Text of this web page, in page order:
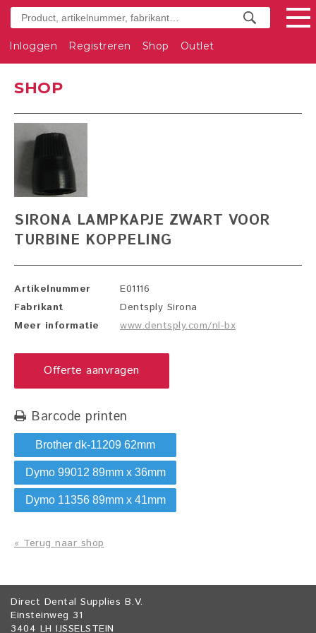
Inloggen Registreren Shop Outlet
SHOP
SIRONA LAMPKAPJE ZWART VOOR
TURBINE KOPPELING
Artikelnummer
E01116
Fabrikant
Dentsply Sirona
Meer informatie
www.dentsply.com/nl-bx
Offerte aanvragen
Barcode printen
Brother dk-11209 62mm
Dymo 99012 89mm x 36mm
Dymo 11356 89mm x 41mm
« Terug naar shop
Direct Dental Supplies B.V.
Einsteinweg 31
3404 LH IJSSELSTEIN